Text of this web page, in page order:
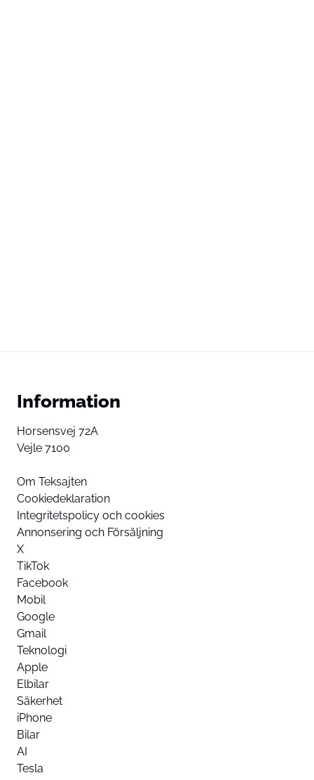
Information
Horsensvej 72A
Vejle 7100
Om Teksajten
Cookiedeklaration
Integritetspolicy och cookies
Annonsering och Försäljning
X
TikTok
Facebook
Mobil
Google
Gmail
Teknologi
Apple
Elbilar
Säkerhet
iPhone
Bilar
AI
Tesla